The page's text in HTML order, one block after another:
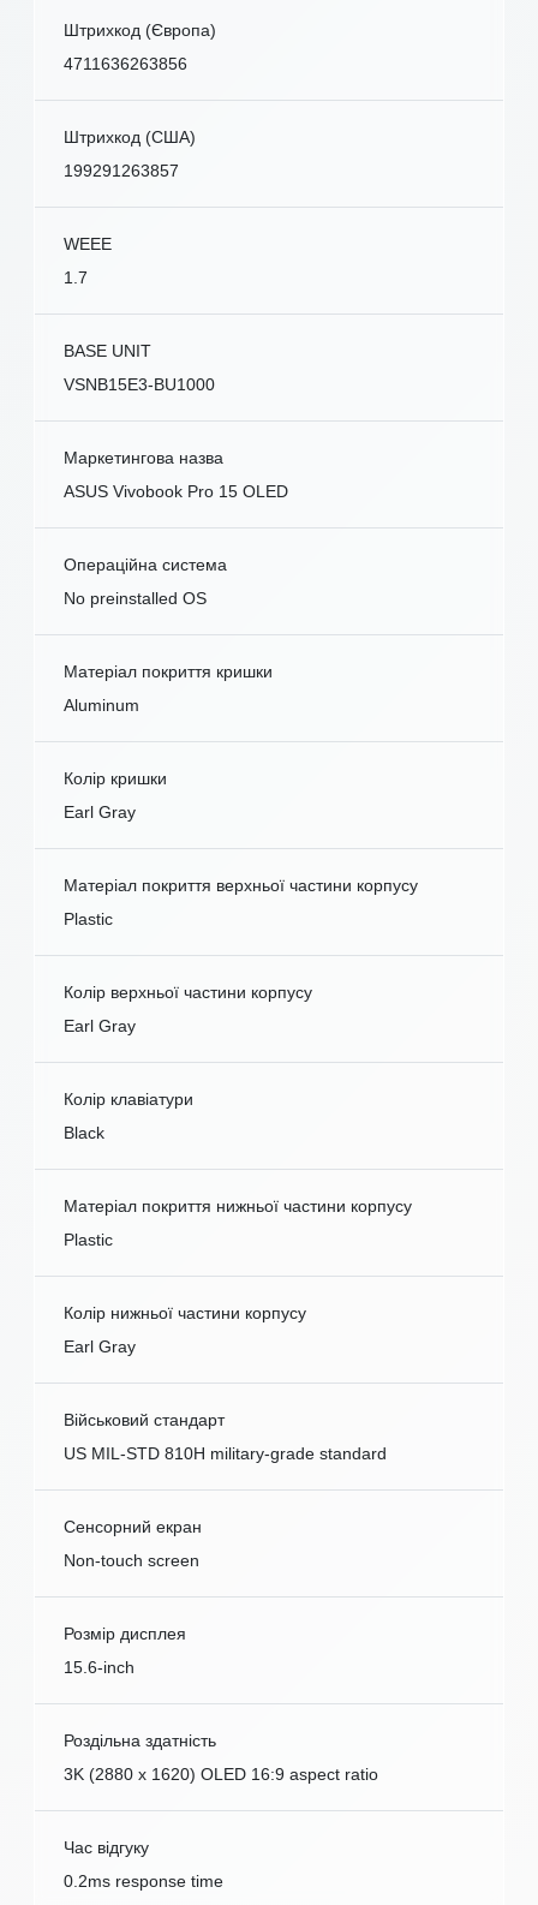
Штрихкод (Європа)
4711636263856
Штрихкод (США)
199291263857
WEEE
1.7
BASE UNIT
VSNB15E3-BU1000
Маркетингова назва
ASUS Vivobook Pro 15 OLED
Операційна система
No preinstalled OS
Матеріал покриття кришки
Aluminum
Колір кришки
Earl Gray
Матеріал покриття верхньої частини корпусу
Plastic
Колір верхньої частини корпусу
Earl Gray
Колір клавіатури
Black
Матеріал покриття нижньої частини корпусу
Plastic
Колір нижньої частини корпусу
Earl Gray
Військовий стандарт
US MIL-STD 810H military-grade standard
Сенсорний екран
Non-touch screen
Розмір дисплея
15.6-inch
Роздільна здатність
3K (2880 x 1620) OLED 16:9 aspect ratio
Час відгуку
0.2ms response time